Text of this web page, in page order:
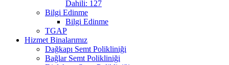
Dahili: 127
Bilgi Edinme
Bilgi Edinme
TGAP
Hizmet Binalarımız
Dağkapı Semt Polikliniği
Bağlar Semt Polikliniği